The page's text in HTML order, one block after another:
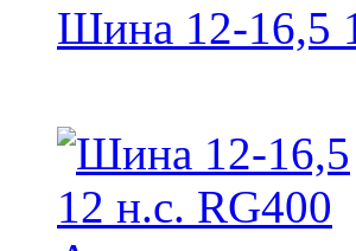
Шина 12-16,5